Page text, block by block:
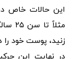
این حالات خاص
زنید، پوست خود
در نهایت این